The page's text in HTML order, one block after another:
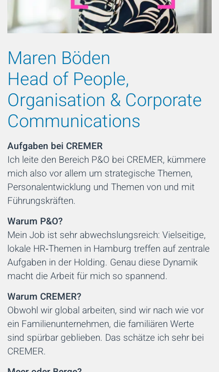
Maren Böden
Head of People,
Organisation & Corporate
Communications
Aufgaben bei CREMER
Ich leite den Bereich P&O bei CREMER, kümmere
mich also vor allem um strategische Themen,
Personalentwicklung und Themen von und mit
Führungskräften.
Warum P&O?
Mein Job ist sehr abwechslungsreich: Vielseitige,
lokale HR‑Themen in Hamburg treffen auf zentrale
Aufgaben in der Holding. Genau diese Dynamik
macht die Arbeit für mich so spannend.
Warum CREMER?
Obwohl wir global arbeiten, sind wir nach wie vor
ein Familienunternehmen, die familiären Werte
sind spürbar geblieben. Das schätze ich sehr bei
CREMER.